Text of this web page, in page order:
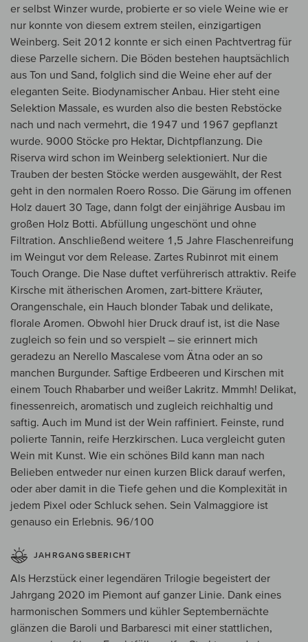
er selbst Winzer wurde, probierte er so viele Weine wie er
nur konnte von diesem extrem steilen, einzigartigen
Weinberg. Seit 2012 konnte er sich einen Pachtvertrag für
diese Parzelle sichern. Die Böden bestehen hauptsächlich
aus Ton und Sand, folglich sind die Weine eher auf der
eleganten Seite. Biodynamischer Anbau. Hier steht eine
Selektion Massale, es wurden also die besten Rebstöcke
nach und nach vermehrt, die 1947 und 1967 gepflanzt
wurde. 9000 Stöcke pro Hektar, Dichtpflanzung. Die
Riserva wird schon im Weinberg selektioniert. Nur die
Trauben der besten Stöcke werden ausgewählt, der Rest
geht in den normalen Roero Rosso. Die Gärung im offenen
Holz dauert 30 Tage, dann folgt der einjährige Ausbau im
großen Holz Botti. Abfüllung ungeschönt und ohne
Filtration. Anschließend weitere 1,5 Jahre Flaschenreifung
im Weingut vor dem Release. Zartes Rubinrot mit einem
Touch Orange. Die Nase duftet verführerisch attraktiv. Reife
Kirsche mit ätherischen Aromen, zart-bittere Kräuter,
Orangenschale, ein Hauch blonder Tabak und delikate,
florale Aromen. Obwohl hier Druck drauf ist, ist die Nase
zugleich so fein und so verspielt – sie erinnert mich
geradezu an Nerello Mascalese vom Ätna oder an so
manchen Burgunder. Saftige Erdbeeren und Kirschen mit
einem Touch Rhabarber und weißer Lakritz. Mmmh! Delikat,
finessenreich, aromatisch und zugleich reichhaltig und
saftig. Auch im Mund ist der Wein raffiniert. Feinste, rund
polierte Tannin, reife Herzkirschen. Luca vergleicht guten
Wein mit Kunst. Wie ein schönes Bild kann man nach
Belieben entweder nur einen kurzen Blick darauf werfen,
oder aber damit in die Tiefe gehen und die Komplexität in
jedem Pixel oder Schluck sehen. Sein Valmaggiore ist
genauso ein Erlebnis. 96/100
JAHRGANGSBERICHT
Als Herzstück einer legendären Trilogie begeistert der
Jahrgang 2020 im Piemont auf ganzer Linie. Dank eines
harmonischen Sommers und kühler Septembernächte
glänzen die Baroli und Barbaresci mit einer stattlichen,